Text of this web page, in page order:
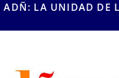
ADÑ: LA UNIDAD DE